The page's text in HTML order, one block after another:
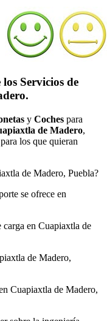
Servicios de
y Coches para
de Madero,
los que quieran
de Madero, Puebla?
se ofrece en
carga en Cuapiaxtla de
de Madero,
Cuapiaxtla de Madero,